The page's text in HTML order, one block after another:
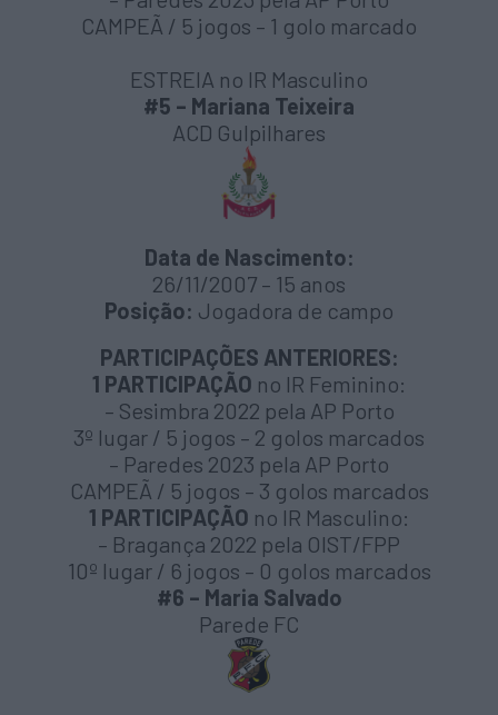
CAMPEÃ / 5 jogos – 1 golo marcado
ESTREIA no IR Masculino
#5 – Mariana Teixeira
ACD Gulpilhares
Data de Nascimento:
26/11/2007 – 15 anos
Posição: Jogadora de campo
PARTICIPAÇÕES ANTERIORES:
1 PARTICIPAÇÃO no IR Feminino:
– Sesimbra 2022 pela AP Porto
3º lugar / 5 jogos – 2 golos marcados
– Paredes 2023 pela AP Porto
CAMPEÃ / 5 jogos – 3 golos marcados
1 PARTICIPAÇÃO no IR Masculino:
– Bragança 2022 pela OIST/FPP
10º lugar / 6 jogos – 0 golos marcados
#6 – Maria Salvado
Parede FC